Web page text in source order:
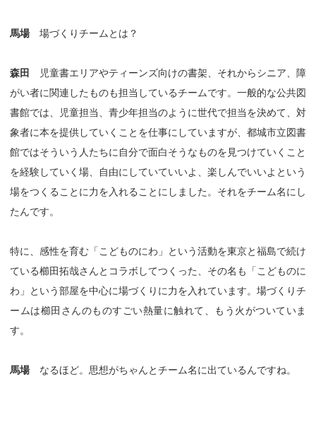
馬場場づくりチームとは？
森田
児童書エリアやティーンズ向けの書架、それからシニア、障
がい者に関連したものも担当しているチームです。一般的な公共図
書館では、児童担当、青少年担当のように世代で担当を決めて、対
象者に本を提供していくことを仕事にしていますが、都城市立図書
館ではそういう人たちに自分で面白そうなものを見つけていくこと
を経験していく場、自由にしていていいよ、楽しんでいいよという
場をつくることに力を入れることにしました。それをチーム名にし
たんです。
特に、感性を育む「こどものにわ」という活動を東京と福島で続け
ている櫛田拓哉さんとコラボしてつくった、その名も「こどものに
わ」という部屋を中心に場づくりに力を入れています。場づくりチ
ームは櫛田さんのものすごい熱量に触れて、もう火がついていま
す。
馬場 なるほど。思想がちゃんとチーム名に出ているんですね。